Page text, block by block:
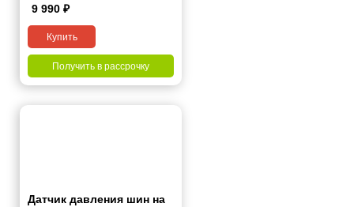
9 990 ₽
Купить
Получить в рассрочку
Датчик давления шин на